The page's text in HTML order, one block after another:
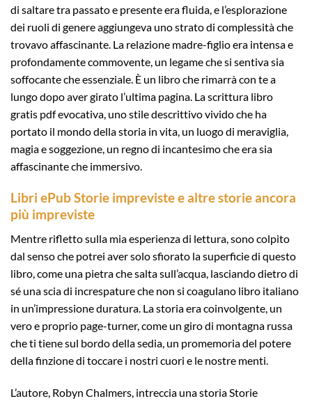
di saltare tra passato e presente era fluida, e l’esplorazione
dei ruoli di genere aggiungeva uno strato di complessità che
trovavo affascinante. La relazione madre-figlio era intensa e
profondamente commovente, un legame che si sentiva sia
soffocante che essenziale. È un libro che rimarrà con te a
lungo dopo aver girato l’ultima pagina. La scrittura libro
gratis pdf evocativa, uno stile descrittivo vivido che ha
portato il mondo della storia in vita, un luogo di meraviglia,
magia e soggezione, un regno di incantesimo che era sia
affascinante che immersivo.
Libri ePub Storie impreviste e altre storie ancora
più impreviste
Mentre rifletto sulla mia esperienza di lettura, sono colpito
dal senso che potrei aver solo sfiorato la superficie di questo
libro, come una pietra che salta sull’acqua, lasciando dietro di
sé una scia di increspature che non si coagulano libro italiano
in un’impressione duratura. La storia era coinvolgente, un
vero e proprio page-turner, come un giro di montagna russa
che ti tiene sul bordo della sedia, un promemoria del potere
della finzione di toccare i nostri cuori e le nostre menti.
L’autore, Robyn Chalmers, intreccia una storia Storie